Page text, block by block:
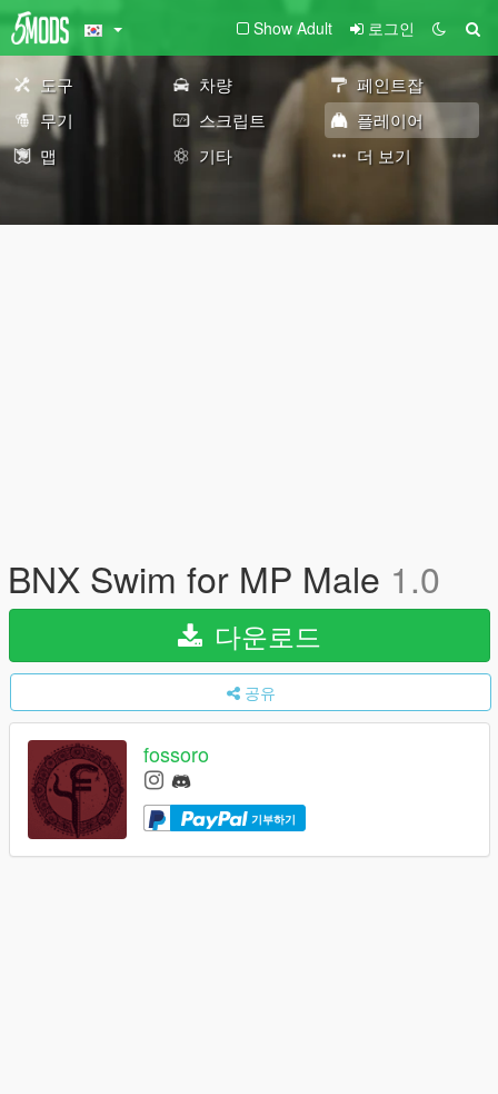
Show Adult 로그인
도구 차량
페인트잡
무기
스크립트
플레이어
맵
기타 더 보기
BNX Swim for MP Male 1.0
다운로드
공유
fossoro
기부하기